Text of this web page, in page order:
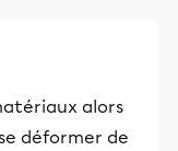
alors
déformer de